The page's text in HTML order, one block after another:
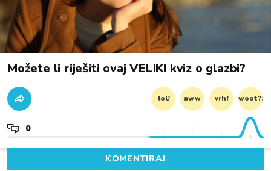
Možete li riješiti ovaj VELIKI kviz o glazbi?
lol! aww vrh! woot?!
0
KOMENTIRAJ